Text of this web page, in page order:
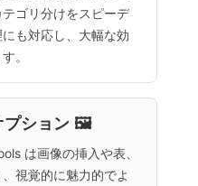
ゴリ分けをスピーデ
も対応し、大幅な効
。
プション 🖼️
は画像の挿入や表、
視覚的に魅力的でよ